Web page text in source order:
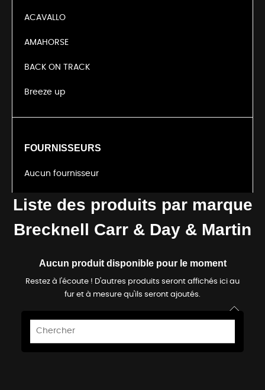
ACAVALLO
AMAHORSE
BACK ON TRACK
Breeze up
FOURNISSEURS
Aucun fournisseur
Liste des produits par marque
Brecknell Carr & Day & Martin
Aucun produit disponible pour le moment
Restez à l'écoute ! D'autres produits seront affichés ici au
fur et à mesure qu'ils seront ajoutés.